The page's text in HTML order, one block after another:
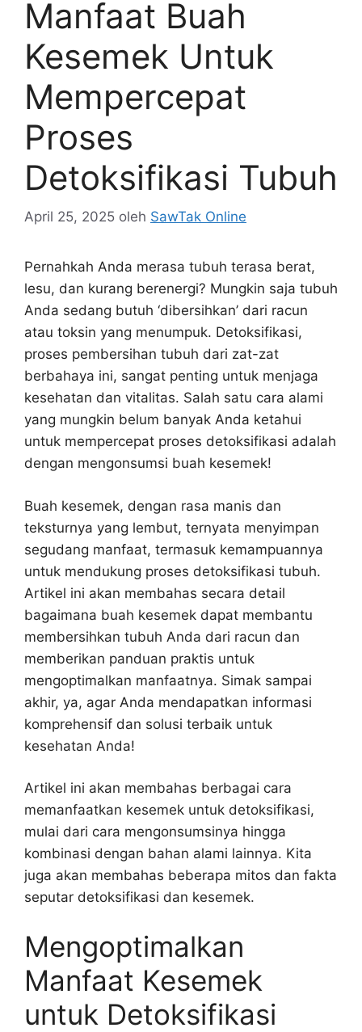
Manfaat Buah
Kesemek Untuk
Mempercepat
Proses
Detoksifikasi Tubuh
April 25, 2025 oleh SawTak Online
Pernahkah Anda merasa tubuh terasa berat,
lesu, dan kurang berenergi? Mungkin saja tubuh
Anda sedang butuh ‘dibersihkan’ dari racun
atau toksin yang menumpuk. Detoksifikasi,
proses pembersihan tubuh dari zat-zat
berbahaya ini, sangat penting untuk menjaga
kesehatan dan vitalitas. Salah satu cara alami
yang mungkin belum banyak Anda ketahui
untuk mempercepat proses detoksifikasi adalah
dengan mengonsumsi buah kesemek!
Buah kesemek, dengan rasa manis dan
teksturnya yang lembut, ternyata menyimpan
segudang manfaat, termasuk kemampuannya
untuk mendukung proses detoksifikasi tubuh.
Artikel ini akan membahas secara detail
bagaimana buah kesemek dapat membantu
membersihkan tubuh Anda dari racun dan
memberikan panduan praktis untuk
mengoptimalkan manfaatnya. Simak sampai
akhir, ya, agar Anda mendapatkan informasi
komprehensif dan solusi terbaik untuk
kesehatan Anda!
Artikel ini akan membahas berbagai cara
memanfaatkan kesemek untuk detoksifikasi,
mulai dari cara mengonsumsinya hingga
kombinasi dengan bahan alami lainnya. Kita
juga akan membahas beberapa mitos dan fakta
seputar detoksifikasi dan kesemek.
Mengoptimalkan
Manfaat Kesemek
untuk Detoksifikasi